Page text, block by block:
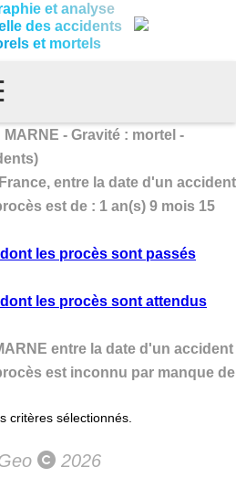
et analyse
des accidents
et mortels
- Gravité : mortel -
entre la date d'un accident
est de : 1 an(s) 9 mois 15
entre la date d'un accident
est inconnu par manque de
critères sélectionnés.
2026